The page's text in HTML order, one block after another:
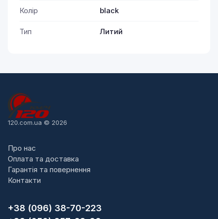
Колір black
Тип Литий
120.com.ua © 2026
Про нас
Оплата та доставка
Гарантія та повернення
Контакти
+38 (096) 38-70-223